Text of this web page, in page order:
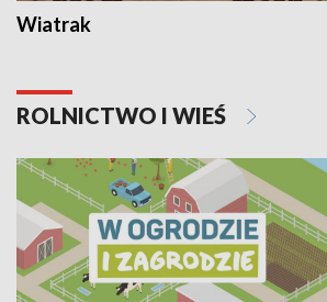
Wiatrak
ROLNICTWO I WIEŚ